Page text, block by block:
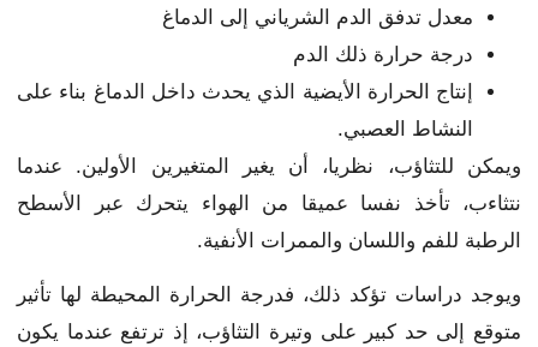
معدل تدفق الدم الشرياني إلى الدماغ
درجة حرارة ذلك الدم
إنتاج الحرارة الأيضية الذي يحدث داخل الدماغ بناء على
النشاط العصبي.
ويمكن للتثاؤب، نظريا، أن يغير المتغيرين الأولين. عندما
نتثاءب، تأخذ نفسا عميقا من الهواء يتحرك عبر الأسطح
الرطبة للفم واللسان والممرات الأنفية.
ويوجد دراسات تؤكد ذلك، فدرجة الحرارة المحيطة لها تأثير
متوقع إلى حد كبير على وتيرة التثاؤب، إذ ترتفع عندما يكون